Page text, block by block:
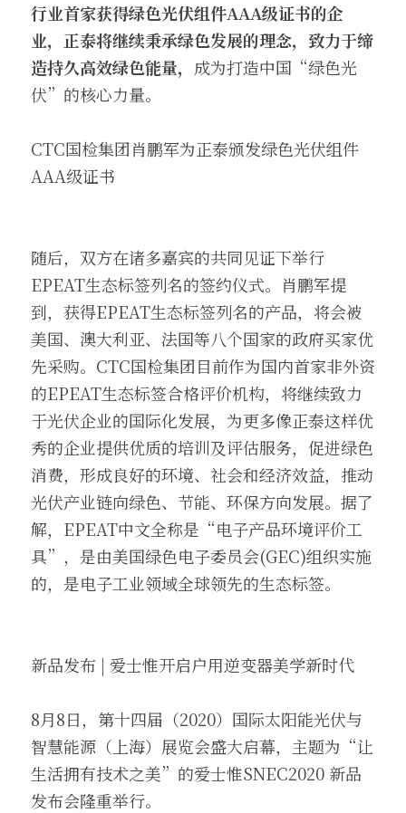
行业首家获得绿色光伏组件AAA级证书的企
业，正泰将继续秉承绿色发展的理念，致力于缔
造持久高效绿色能量， 成为打造中国“绿色光
伏”的核心力量。
CTC国检集团肖鹏军为正泰颁发绿色光伏组件
AAA级证书
随后，双方在诸多嘉宾的共同见证下举行
EPEAT生态标签列名的签约仪式。肖鹏军提
到，获得EPEAT生态标签列名的产品，将会被
美国、澳大利亚、法国等八个国家的政府买家优
先采购。CTC国检集团目前作为国内首家非外资
的EPEAT生态标签合格评价机构，将继续致力
于光伏企业的国际化发展，为更多像正泰这样优
秀的企业提供优质的培训及评估服务，促进绿色
消费，形成良好的环境、社会和经济效益，推动
光伏产业链向绿色、节能、环保方向发展。据了
解，EPEAT中文全称是“电子产品环境评价工
具”，是由美国绿色电子委员会(GEC)组织实施
的，是电子工业领域全球领先的生态标签。
新品发布 | 爱士惟开启户用逆变器美学新时代
8月8日，第十四届（2020）国际太阳能光伏与
智慧能源（上海）展览会盛大启幕，主题为“让
生活拥有技术之美”的爱士惟SNEC2020 新品
发布会隆重举行。